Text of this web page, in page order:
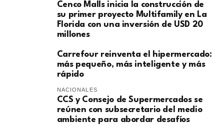
Cenco Malls inicia la construcción de
su primer proyecto Multifamily en La
Florida con una inversión de USD 20
millones
Carrefour reinventa el hipermercado:
más pequeño, más inteligente y más
rápido
NACIONALES
CCS y Consejo de Supermercados se
reúnen con subsecretario del medio
ambiente para abordar desafíos